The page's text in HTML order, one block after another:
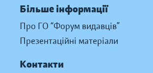
Більше інформації
Про ГО “Форум видавців”
Презентаційні матеріали
Контакти